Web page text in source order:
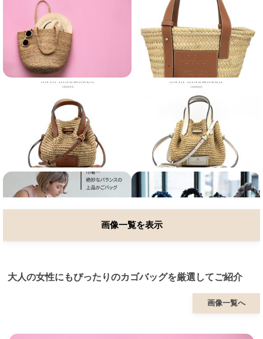
画像一覧を表示
大人の女性にもぴったりのカゴバッグを厳選してご紹介
画像一覧へ